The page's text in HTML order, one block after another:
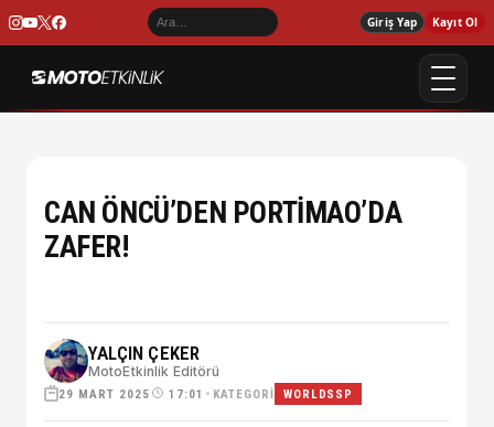
Giriş Yap Kayıt Ol
CAN ÖNCÜ’DEN PORTİMAO’DA
ZAFER!
YALÇIN ÇEKER
MotoEtkinlik Editörü
29 MART 2025 17:01 • KATEGORI WORLDSSP